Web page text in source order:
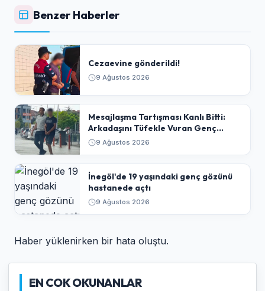
Benzer Haberler
Cezaevine gönderildi!
9 Ağustos 2026
​Mesajlaşma Tartışması Kanlı Bitti:
Arkadaşını Tüfekle Vuran Genç
Tutuklandı
9 Ağustos 2026
İnegöl'de 19 yaşındaki genç gözünü
hastanede açtı
9 Ağustos 2026
Haber yüklenirken bir hata oluştu.
EN COK OKUNANLAR